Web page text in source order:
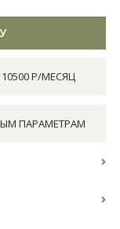
Р/МЕСЯЦ
ПАРАМЕТРАМ